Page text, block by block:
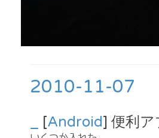
2010-11-07
[Android] 便利ア